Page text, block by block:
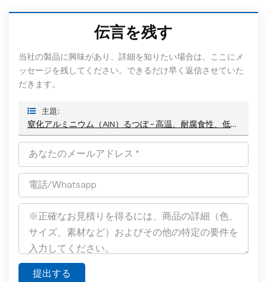
伝言を残す
当社の製品に興味があり、詳細を知りたい場合は、ここにメ
ッセージを残してください。できるだけ早く返信させていた
だきます。
主題 :
窒化アルミニウム（AlN）るつぼ – 高温、耐腐食性、低汚染用途に最適
提出する